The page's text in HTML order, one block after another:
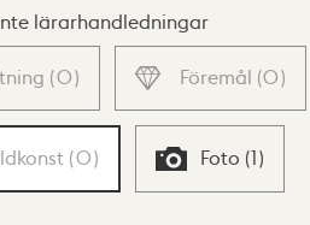
lärarhandledningar
(0) Föremål (0)
(0) Foto (1)